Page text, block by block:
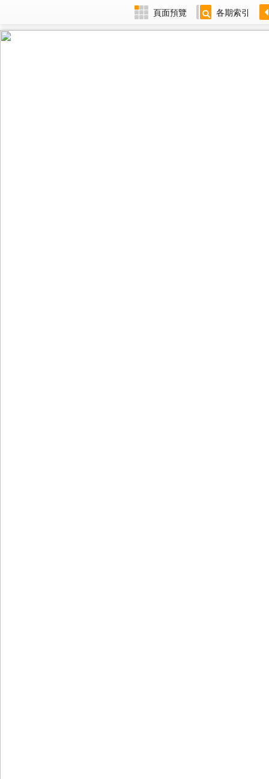
頁面預覽 各期索引